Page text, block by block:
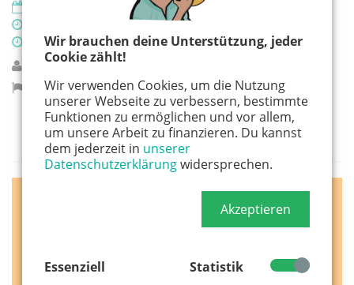
Wir brauchen deine Unterstützung, jeder
Cookie zählt!
Wir verwenden Cookies, um die Nutzung
unserer Webseite zu verbessern, bestimmte
Funktionen zu ermöglichen und vor allem,
um unsere Arbeit zu finanzieren. Du kannst
dem jederzeit in unserer
Datenschutzerklärungwidersprechen.
Akzeptieren
Essenziell
Statistik
19:30 Uhr
Junges Theater Bonn
Bonn